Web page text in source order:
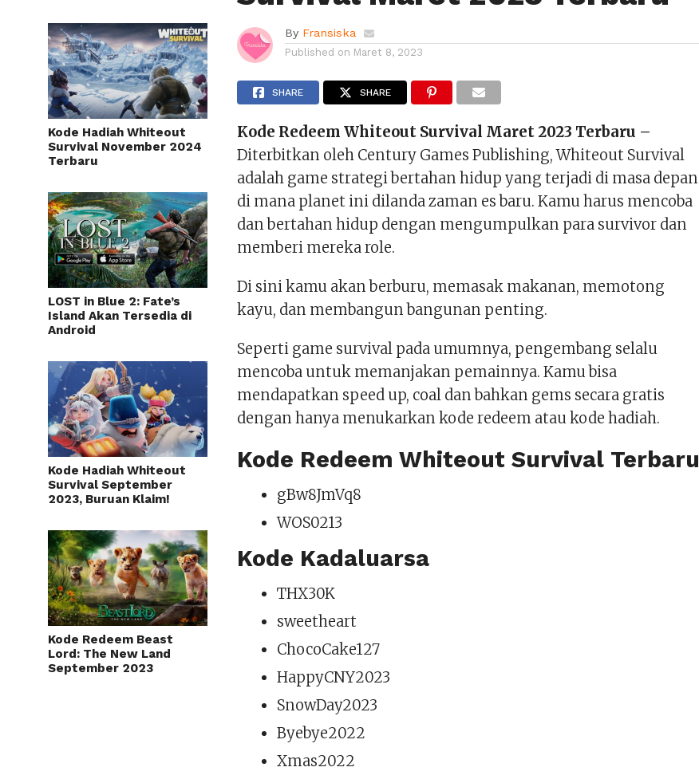
Kode Hadiah Whiteout
Survival November 2024
Terbaru
LOST in Blue 2: Fate’s
Island Akan Tersedia di
Android
Kode Hadiah Whiteout
Survival September
2023, Buruan Klaim!
Kode Redeem Beast
Lord: The New Land
September 2023
By Fransiska
Published on Maret 8, 2023
SHARE SHARE
Kode RedeemWhiteout Survival Maret 2023 Terbaru –
Diterbitkan oleh Century Games Publishing, Whiteout Survival
adalah game strategi bertahan hidup yang terjadi di masa depan
di mana planet ini dilanda zaman es baru. Kamu harus mencoba
dan bertahan hidup dengan mengumpulkan para survivor dan
memberi mereka role.
Di sini kamu akan berburu, memasak makanan, memotong
kayu, dan membangun bangunan penting.
Seperti game survival pada umumnya, pengembang selalu
mencoba untuk memanjakan pemainnya. Kamu bisa
mendapatkan speed up, coal dan bahkan gems secara gratis
dengan hanya menukarkan kode redeem atau kode hadiah.
Kode Redeem Whiteout Survival Terbaru
gBw8JmVq8
WOS0213
Kode Kadaluarsa
THX30K
sweetheart
ChocoCake127
HappyCNY2023
SnowDay2023
Byebye2022
Xmas2022